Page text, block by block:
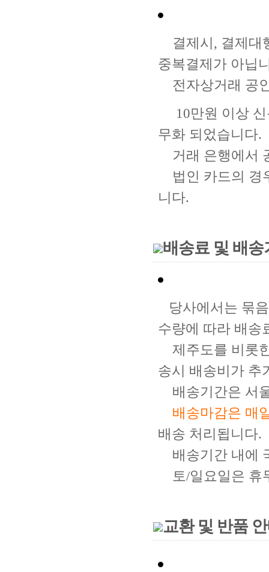
결제시, 결제대
중복결제가 아닙
전자상거래 공
10만원 이상 신
무화 되었습니다.
거래 은행에서
법인 카드의 경
니다.
배송료 및 배송
당사에서는 묶
수량에 따라 배송
제주도를 비롯
송시 배송비가 추
배송기간은 서
배송마감은 매
배송 처리됩니다.
배송기간 내에
토/일요일은 휴
교환 및 반품